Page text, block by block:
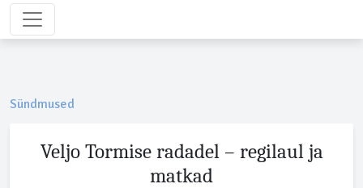
Sündmused
Veljo Tormise radadel – regilaul ja
matkad